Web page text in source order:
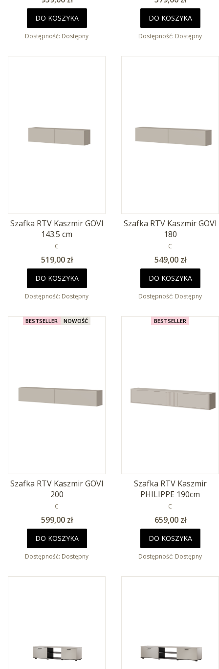
DO KOSZYKA
Dostępność: Dostępny
DO KOSZYKA
Dostępność: Dostępny
Szafka RTV Kaszmir GOVI
143.5 cm
PRODUCENT
C
Cena
519,00 zł
DO KOSZYKA
Dostępność: Dostępny
Szafka RTV Kaszmir GOVI
180
PRODUCENT
C
Cena
549,00 zł
DO KOSZYKA
Dostępność: Dostępny
BESTSELLER NOWOŚĆ
Szafka RTV Kaszmir GOVI
200
PRODUCENT
C
Cena
599,00 zł
DO KOSZYKA
Dostępność: Dostępny
BESTSELLER
Szafka RTV Kaszmir
PHILIPPE 190cm
PRODUCENT
C
Cena
659,00 zł
DO KOSZYKA
Dostępność: Dostępny